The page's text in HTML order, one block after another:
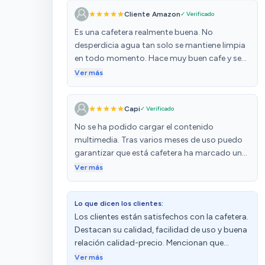
Cliente Amazon✓ Verificado
Es una cafetera realmente buena. No
desperdicia agua tan solo se mantiene limpia
en todo momento. Hace muy buen cafe y se
de lo que hablo ya que soy camarero y he
necesario una buena carga y un buen molido.
Yo la tengo puesta a un 4 de molinillo max de
cafe y agua super caliente. La capacidad de
café es muy buena. Las infusiones se hacen en
un momento y la crema de capuchinos es
Ver más
Capi✓ Verificado
No se ha podido cargar el contenido
multimedia. Tras varios meses de uso puedo
garantizar que está cafetera ha marcado un
antes y un después a la hora de tomar café en
dejar ajustados los 2 molinillos de la máquina
para dejar el café al gusto. Dicho esto es la
hora de contar los 🎉PROS🎉 de esta súper
automática. 👍 Excelente regulación de la
molienda del café, para dejar el café al gusto
del usuario. 👍 Muy buena relación
Ver más
Lo que dicen los clientes:
Los clientes están satisfechos con la cafetera.
Destacan su calidad, facilidad de uso y buena
relación calidad-precio. Mencionan que
prepara un buen café recién molido, con
Ver más